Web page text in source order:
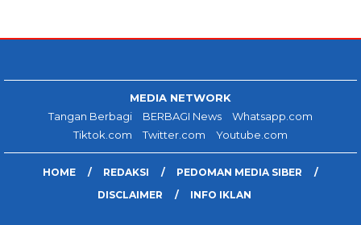
MEDIA NETWORK
Tangan Berbagi
BERBAGI News
Whatsapp.com
Tiktok.com
Twitter.com Youtube.com
HOME REDAKSI
PEDOMAN MEDIA SIBER
DISCLAIMER
INFO IKLAN